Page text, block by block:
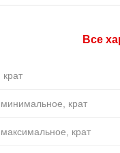
Все
крат
крат